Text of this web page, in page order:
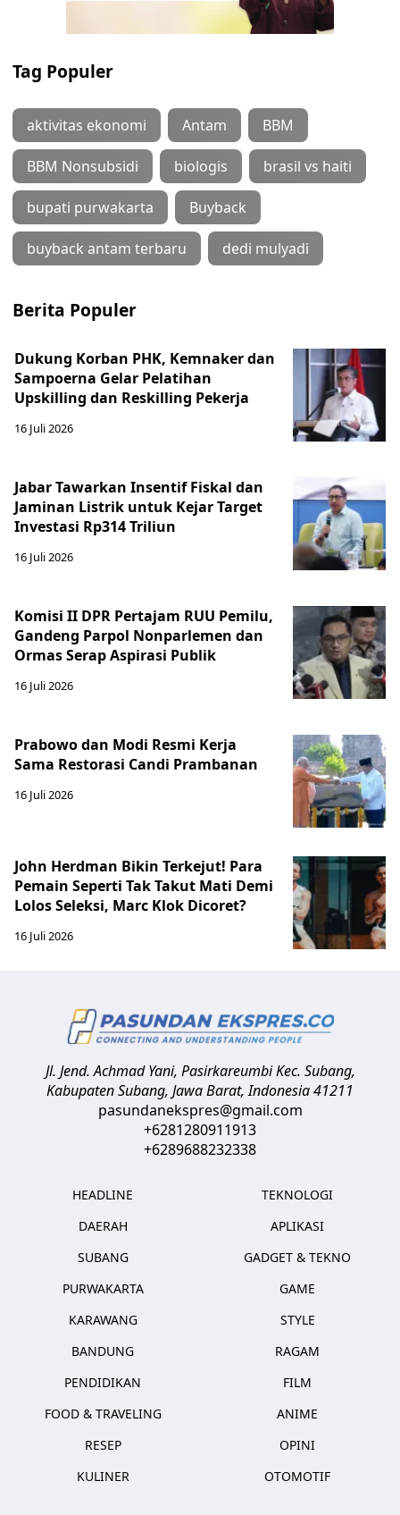
Tag Populer
aktivitas ekonomi Antam BBM
BBM Nonsubsidi biologis brasil vs haiti
bupati purwakarta Buyback
buyback antam terbaru dedi mulyadi
Berita Populer
Dukung Korban PHK, Kemnaker dan
Sampoerna Gelar Pelatihan
Upskilling dan Reskilling Pekerja
16 Juli 2026
Jabar Tawarkan Insentif Fiskal dan
Jaminan Listrik untuk Kejar Target
Investasi Rp314 Triliun
16 Juli 2026
Komisi II DPR Pertajam RUU Pemilu,
Gandeng Parpol Nonparlemen dan
Ormas Serap Aspirasi Publik
16 Juli 2026
Prabowo dan Modi Resmi Kerja
Sama Restorasi Candi Prambanan
16 Juli 2026
John Herdman Bikin Terkejut! Para
Pemain Seperti Tak Takut Mati Demi
Lolos Seleksi, Marc Klok Dicoret?
16 Juli 2026
Jl. Jend. Achmad Yani, Pasirkareumbi Kec. Subang,
Kabupaten Subang, Jawa Barat,Indonesia41211
pasundanekspres@gmail.com
+6281280911913
+6289688232338
HEADLINE
DAERAH
SUBANG
PURWAKARTA
KARAWANG
BANDUNG
PENDIDIKAN
FOOD & TRAVELING
RESEP
KULINER
TEKNOLOGI
APLIKASI
GADGET & TEKNO
GAME
STYLE
RAGAM
FILM
ANIME
OPINI
OTOMOTIF